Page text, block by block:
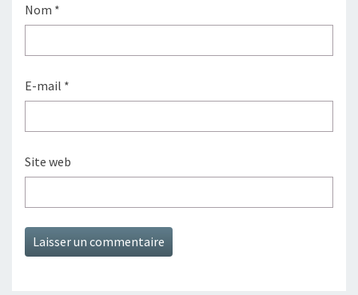
Nom *
E-mail *
Site web